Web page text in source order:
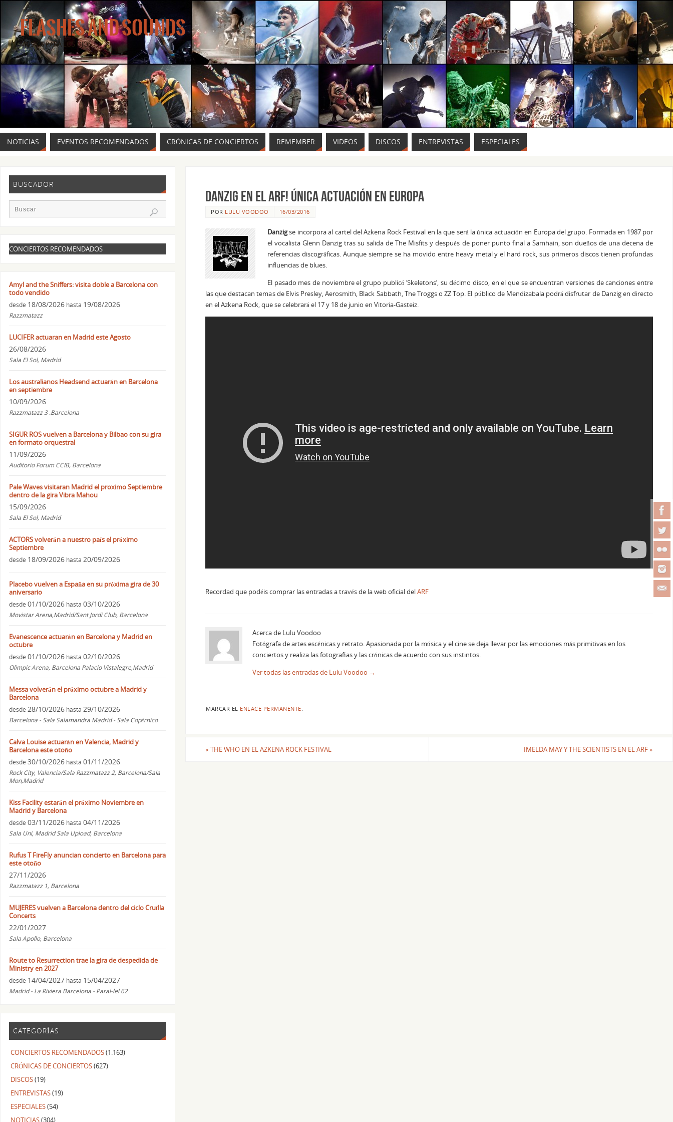
FLASHES AND SOUNDS
MÚSICA PARA LOS OJOS.
NOTICIAS EVENTOS RECOMENDADOS CRÓNICAS DE CONCIERTOS REMEMBER VIDEOS DISCOS ENTREVISTAS ESPECIALES
DANZIG EN EL ARF! ÚNICA actuación en Europa
POR LULU VOODOO 16/03/2016
Danzigse incorpora al cartel del Azkena Rock Festival en la que será la única actuación en Europa del grupo. Formada en 1987 por
el vocalista Glenn Danzig tras su salida de The Misfits y después de poner punto final a Samhain, son dueños de una decena de
referencias discográficas. Aunque siempre se ha movido entre heavy metal y el hard rock, sus primeros discos tienen profundas
influencias de blues.
El pasado mes de noviembre el grupo publicó ‘Skeletons’, su décimo disco, en el que se encuentran versiones de canciones entre
las que destacan temas de Elvis Presley, Aerosmith, Black Sabbath, The Troggs o ZZ Top. El público de Mendizabala podrá disfrutar de Danzig en directo
en el Azkena Rock, que se celebrará el 17 y 18 de junio en Vitoria-Gasteiz.
Recordad que podéis comprar las entradas a través de la web oficial delARF
Acerca de Lulu Voodoo
Fotógrafa de artes escénicas y retrato. Apasionada por la música y el cine se deja llevar por las emociones más primitivas en los
conciertos y realiza las fotografías y las crónicas de acuerdo con sus instintos.
Ver todas las entradas de Lulu Voodoo →
MARCAR EL ENLACE PERMANENTE.
« THE WHO EN EL AZKENA ROCK FESTIVAL IMELDA MAY Y THE SCIENTISTS EN EL ARF»
BUSCADOR
CONCIERTOS RECOMENDADOS
Amyl and the Sniffers: visita doble a Barcelona con
todo vendido
desde 18/08/2026 hasta 19/08/2026
Razzmatazz
LUCIFER actuaran en Madrid este Agosto
26/08/2026
Sala El Sol, Madrid
Los australianos Headsend actuarán en Barcelona
en septiembre
10/09/2026
Razzmatazz 3 .Barcelona
SIGUR ROS vuelven a Barcelona y Bilbao con su gira
en formato orquestral
11/09/2026
Auditorio Forum CCIB, Barcelona
Pale Waves visitaran Madrid el proximo Septiembre
dentro de la gira Vibra Mahou
15/09/2026
Sala El Sol, Madrid
ACTORS volverán a nuestro país el próximo
Septiembre
desde 18/09/2026 hasta 20/09/2026
Placebo vuelven a España en su próxima gira de 30
aniversario
desde 01/10/2026 hasta 03/10/2026
Movistar Arena,Madrid/Sant Jordi Club, Barcelona
Evanescence actuarán en Barcelona y Madrid en
octubre
desde 01/10/2026 hasta 02/10/2026
Olimpic Arena, Barcelona Palacio Vistalegre,Madrid
Messa volverán el próximo octubre a Madrid y
Barcelona
desde 28/10/2026 hasta 29/10/2026
Barcelona - Sala Salamandra Madrid - Sala Copérnico
Calva Louise actuarán en Valencia, Madrid y
Barcelona este otoño
desde 30/10/2026 hasta 01/11/2026
Rock City, Valencia/Sala Razzmatazz 2, Barcelona/Sala
Mon,Madrid
Kiss Facility estarán el próximo Noviembre en
Madrid y Barcelona
desde 03/11/2026 hasta 04/11/2026
Sala Uni, Madrid Sala Upload, Barcelona
Rufus T FireFly anuncian concierto en Barcelona para
este otoño
27/11/2026
Razzmatazz 1, Barcelona
MUJERES vuelven a Barcelona dentro del ciclo Cruïlla
Concerts
22/01/2027
Sala Apollo, Barcelona
Route to Resurrection trae la gira de despedida de
Ministry en 2027
desde 14/04/2027 hasta 15/04/2027
Madrid - La Riviera Barcelona - Paral-lel 62
CATEGORÍAS
CONCIERTOS RECOMENDADOS(1.163)
CRÓNICAS DE CONCIERTOS(627)
DISCOS(19)
ENTREVISTAS(19)
ESPECIALES(54)
NOTICIAS(304)